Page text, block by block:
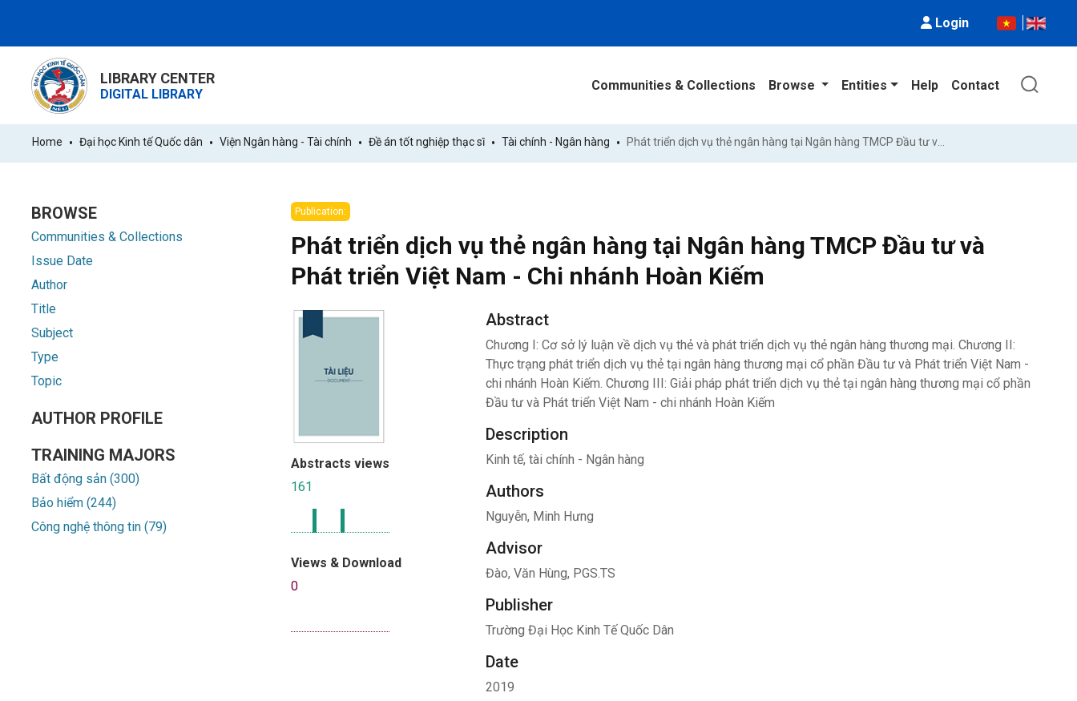
Login
LIBRARY CENTER
DIGITAL LIBRARY
Communities & Collections Browse Entities Help Contact
Home Đại học Kinh tế Quốc dân Viện Ngân hàng - Tài chính Đề án tốt nghiệp thạc sĩ Tài chính - Ngân hàng
BROWSE
Communities & Collections
Issue Date
Author
Title
Subject
Type
Topic
AUTHOR PROFILE
TRAINING MAJORS
Bất động sản (300)
Bảo hiểm (244)
Công nghệ thông tin (79)
Publication:
Phát triển dịch vụ thẻ ngân hàng tại Ngân hàng TMCP Đầu tư và
Phát triển Việt Nam - Chi nhánh Hoàn Kiếm
Abstracts views
161
Views & Download
0
Abstract
Chương I: Cơ sở lý luận về dịch vụ thẻ và phát triển dịch vụ thẻ ngân hàng thương mại. Chương II:
Thực trạng phát triển dịch vụ thẻ tại ngân hàng thương mại cổ phần Đầu tư và Phát triển Việt Nam -
chi nhánh Hoàn Kiếm. Chương III: Giải pháp phát triển dịch vụ thẻ tại ngân hàng thương mại cổ phần
Đầu tư và Phát triển Việt Nam - chi nhánh Hoàn Kiếm
Description
Kinh tế, tài chính - Ngân hàng
Authors
Nguyễn, Minh Hưng
Advisor
Đào, Văn Hùng, PGS.TS
Publisher
Trường Đại Học Kinh Tế Quốc Dân
Date
2019